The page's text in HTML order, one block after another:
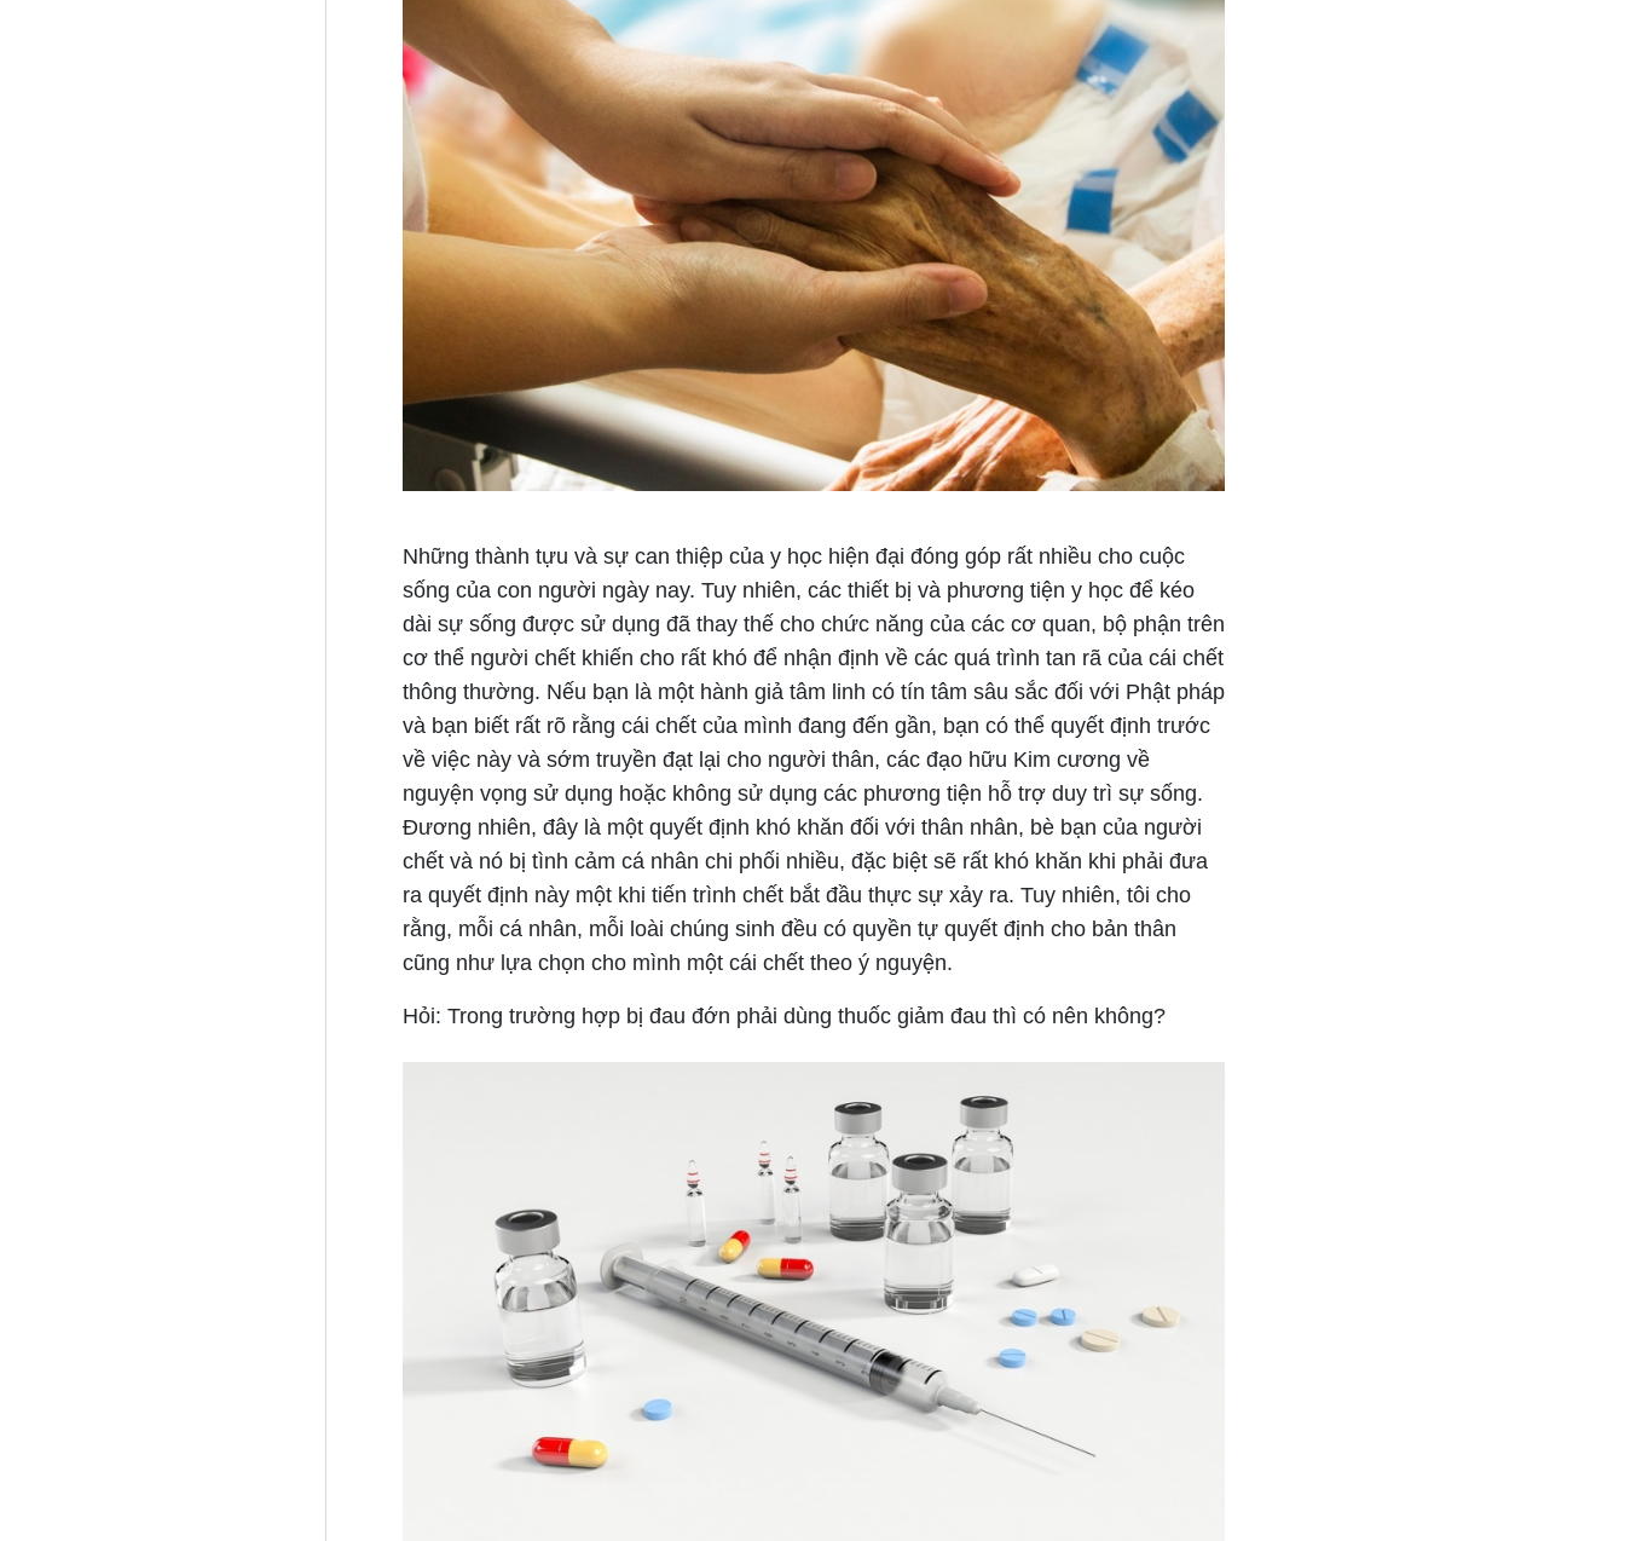
Những thành tựu và sự can thiệp của y học hiện đại đóng góp rất nhiều cho cuộc
sống của con người ngày nay. Tuy nhiên, các thiết bị và phương tiện y học để kéo
dài sự sống được sử dụng đã thay thế cho chức năng của các cơ quan, bộ phận trên
cơ thể người chết khiến cho rất khó để nhận định về các quá trình tan rã của cái chết
thông thường. Nếu bạn là một hành giả tâm linh có tín tâm sâu sắc đối với Phật pháp
và bạn biết rất rõ rằng cái chết của mình đang đến gần, bạn có thể quyết định trước
về việc này và sớm truyền đạt lại cho người thân, các đạo hữu Kim cương về
nguyện vọng sử dụng hoặc không sử dụng các phương tiện hỗ trợ duy trì sự sống.
Đương nhiên, đây là một quyết định khó khăn đối với thân nhân, bè bạn của người
chết và nó bị tình cảm cá nhân chi phối nhiều, đặc biệt sẽ rất khó khăn khi phải đưa
ra quyết định này một khi tiến trình chết bắt đầu thực sự xảy ra. Tuy nhiên, tôi cho
rằng, mỗi cá nhân, mỗi loài chúng sinh đều có quyền tự quyết định cho bản thân
cũng như lựa chọn cho mình một cái chết theo ý nguyện.
Hỏi: Trong trường hợp bị đau đớn phải dùng thuốc giảm đau thì có nên không?